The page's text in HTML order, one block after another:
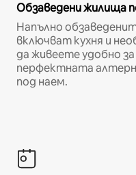
Обзаведени жилища
Напълно
включват кухня и
да живеете удобно
перфектната
под наем.